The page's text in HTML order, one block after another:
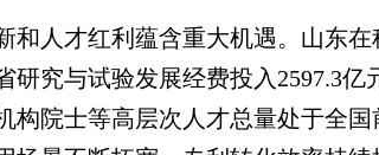
人才红利蕴含重大机遇。山东在
研究与试验发展经费投入2597.3
构院士等高层次人才总量处于全